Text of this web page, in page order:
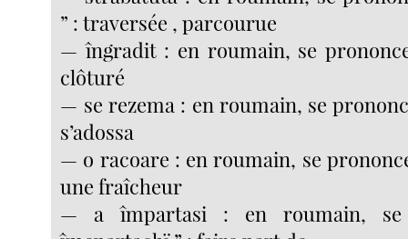
” : traversée , parcourue
— îngradit : en roumain, se
clôturé
— se rezema : en roumain, se
s’adossa
— o racoare : en roumain, se
une fraîcheur
— a împartasi : en roumain, se